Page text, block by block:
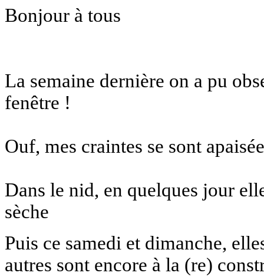
Bonjour à tous
La semaine dernière on a pu
fenêtre !
Ouf, mes craintes se sont
Dans le nid, en quelques jour
sèche
Puis ce samedi et dimanche,
autres sont encore à la (re)